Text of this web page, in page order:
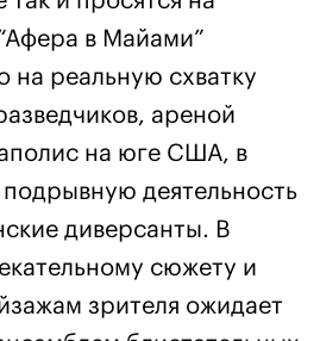
в Майами”
на реальную схватку
ареной
на юге США, в
деятельность
диверсанты. В
сюжету и
зрителя ожидает